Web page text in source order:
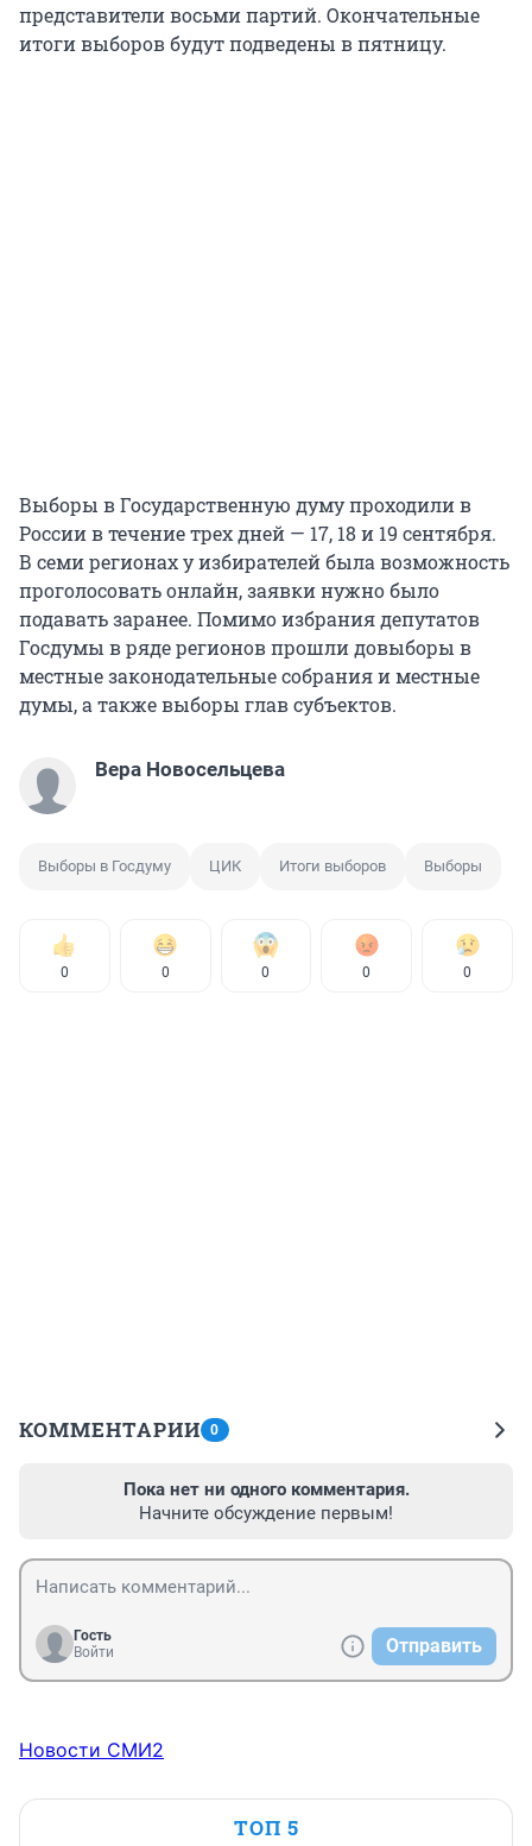
представители восьми партий. Окончательные
итоги выборов будут подведены в пятницу.
Выборы в Государственную думу проходили в
России в течение трех дней — 17, 18 и 19 сентября.
В семи регионах у избирателей была возможность
проголосовать онлайн, заявки нужно было
подавать заранее. Помимо избрания депутатов
Госдумы в ряде регионов прошли довыборы в
местные законодательные собрания и местные
думы, а также выборы глав субъектов.
Вера Новосельцева
Выборы в Госдуму ЦИК Итоги выборов Выборы
0 0 0 0 0
КОММЕНТАРИИ 0
Пока нет ни одного комментария.
Начните обсуждение первым!
Гость
Войти
Отправить
Новости СМИ2
ТОП 5